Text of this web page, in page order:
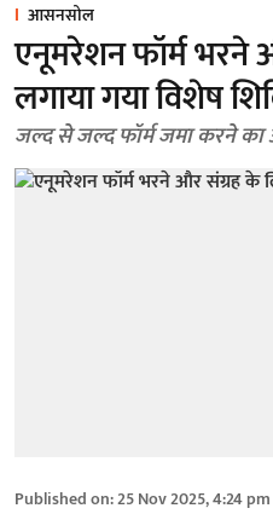
आसनसोल
एनूमरेशन फॉर्म भरने
लगाया गया विशेष
जल्द से जल्द फॉर्म जमा करने का
Published on:25 Nov 2025, 4:24 pm